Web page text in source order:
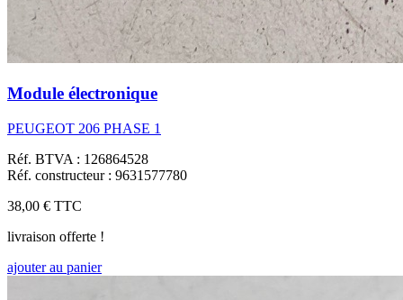
Module électronique
PEUGEOT 206 PHASE 1
Réf. BTVA : 126864528
Réf. constructeur : 9631577780
38,00 € TTC
livraison offerte !
ajouter au panier